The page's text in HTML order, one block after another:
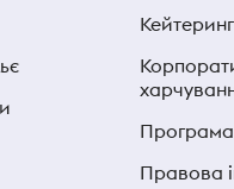
Кейтеринг
Програма
Правова